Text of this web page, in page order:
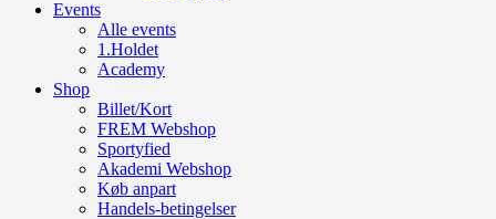
Events
Alle events
1.Holdet
Academy
Shop
Billet/Kort
FREM Webshop
Sportyfied
Akademi Webshop
Køb anpart
Handels-betingelser